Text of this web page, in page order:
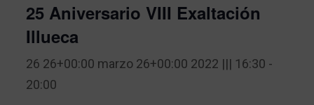
25 Aniversario VIII Exaltación
Illueca
26 26+00:00 marzo 26+00:00 2022 ||| 16:30 -
20:00